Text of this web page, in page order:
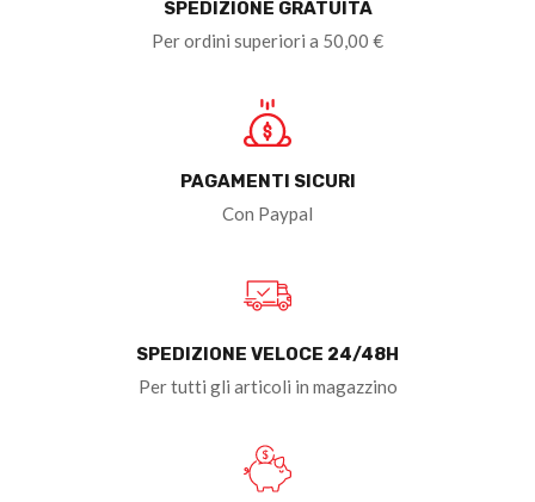
SPEDIZIONE GRATUITA
Per ordini superiori a 50,00 €
PAGAMENTI SICURI
Con Paypal
SPEDIZIONE VELOCE 24/48H
Per tutti gli articoli in magazzino